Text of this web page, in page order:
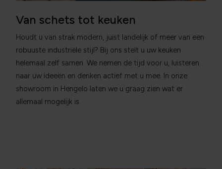
Van schets tot keuken
Houdt u van strak modern, juist landelijk of meer van een
robuuste industriële stijl? Bij ons stelt u uw keuken
helemaal zelf samen. We nemen de tijd voor u, luisteren
naar uw ideeën en denken actief met u mee. In onze
showroom in Hengelo laten we u graag zien wat er
allemaal mogelijk is.